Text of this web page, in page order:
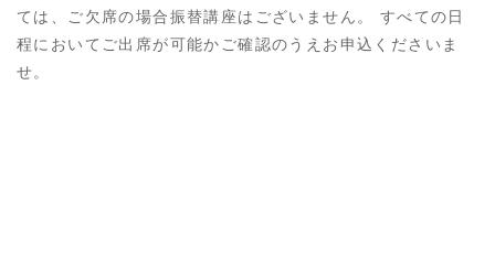
ては、ご欠席の場合振替講座はございません。 すべての日
程においてご出席が可能かご確認のうえお申込くださいま
せ。